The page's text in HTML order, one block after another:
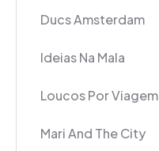
Ducs Amsterdam
Ideias Na Mala
Loucos Por Viagem
Mari And The City